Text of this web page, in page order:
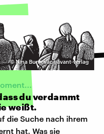
©Nina Bunjevac | avant-verlag
du verdammt
weißt.
die Suche nach ihrem
hat. Was sie